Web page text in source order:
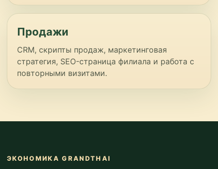
Продажи
CRM, скрипты продаж, маркетинговая
стратегия, SEO-страница филиала и работа с
повторными визитами.
ЭКОНОМИКА GRANDTHAI